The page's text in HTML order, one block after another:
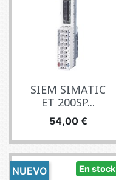
SIEM SIMATIC
ET 200SP...
Precio
54,00 €
En stock
NUEVO